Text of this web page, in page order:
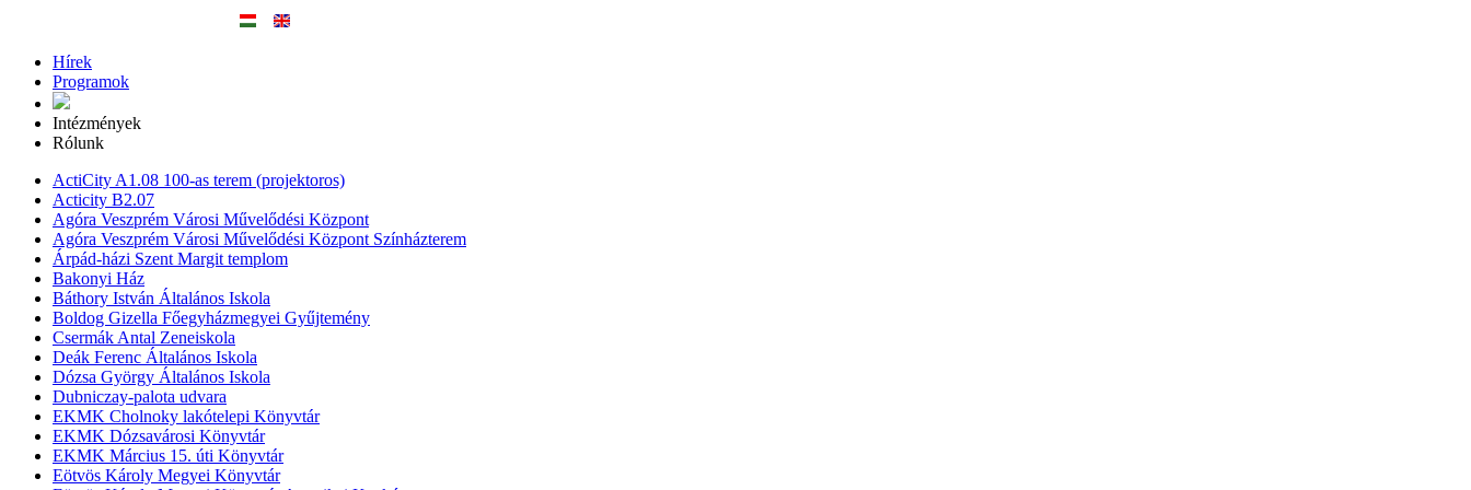
Hírek
Programok
Intézmények
Rólunk
ActiCity A1.08 100-as terem (projektoros)
Acticity B2.07
Agóra Veszprém Városi Művelődési Központ
Agóra Veszprém Városi Művelődési Központ Színházterem
Árpád-házi Szent Margit templom
Bakonyi Ház
Báthory István Általános Iskola
Boldog Gizella Főegyházmegyei Gyűjtemény
Csermák Antal Zeneiskola
Deák Ferenc Általános Iskola
Dózsa György Általános Iskola
Dubniczay-palota udvara
EKMK Cholnoky lakótelepi Könyvtár
EKMK Dózsavárosi Könyvtár
EKMK Március 15. úti Könyvtár
Eötvös Károly Megyei Könyvtár